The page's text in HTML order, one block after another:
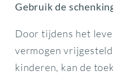
Gebruik de
Door tijdens het
vermogen
kinderen, kan de